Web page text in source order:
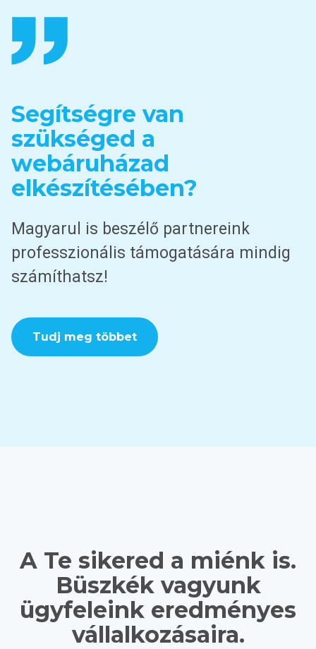
Segítségre van
szükséged a
webáruházad
elkészítésében?
Magyarul is beszélő partnereink
professzionális támogatására mindig
számíthatsz!
Tudj meg többet
A Te sikered a miénk is.
Büszkék vagyunk
ügyfeleink eredményes
vállalkozásaira.